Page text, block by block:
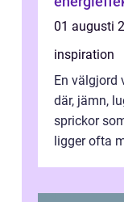
01 augusti
inspiration
En välgjord
där, jämn,
sprickor
ligger ofta